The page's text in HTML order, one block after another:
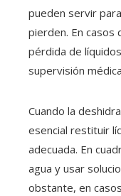
pueden servir
pierden. En
pérdida de
supervisión
Cuando la
esencial restituir
adecuada. En
agua y usar
obstante, en